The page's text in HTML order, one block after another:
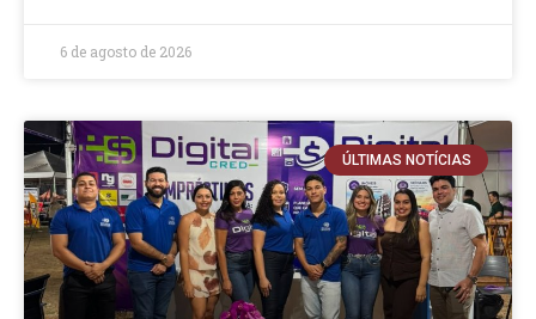
6 de agosto de 2026
ÚLTIMAS NOTÍCIAS